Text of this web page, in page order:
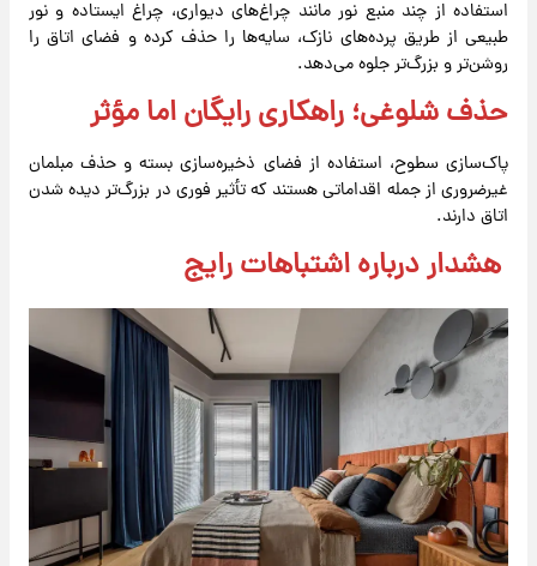
استفاده از چند منبع نور مانند چراغ‌های دیواری، چراغ ایستاده و نور
طبیعی از طریق پرده‌های نازک، سایه‌ها را حذف کرده و فضای اتاق را
روشن‌تر و بزرگ‌تر جلوه می‌دهد.
حذف شلوغی؛ راهکاری رایگان اما مؤثر
پاک‌سازی سطوح، استفاده از فضای ذخیره‌سازی بسته و حذف مبلمان
غیرضروری از جمله اقداماتی هستند که تأثیر فوری در بزرگ‌تر دیده شدن
اتاق دارند.
هشدار درباره اشتباهات رایج